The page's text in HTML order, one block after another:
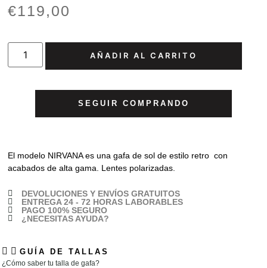
€119,00
AÑADIR AL CARRITO
SEGUIR COMPRANDO
El modelo NIRVANA es una gafa de sol de estilo retro con
acabados de alta gama. Lentes polarizadas.
DEVOLUCIONES Y ENVÍOS GRATUITOS
ENTREGA 24 - 72 HORAS LABORABLES
PAGO 100% SEGURO
¿NECESITAS AYUDA?
GUÍA DE TALLAS
¿Cómo saber tu talla de gafa?